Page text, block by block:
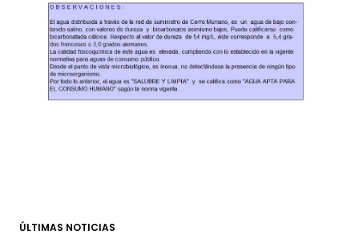
ÚLTIMAS NOTICIAS